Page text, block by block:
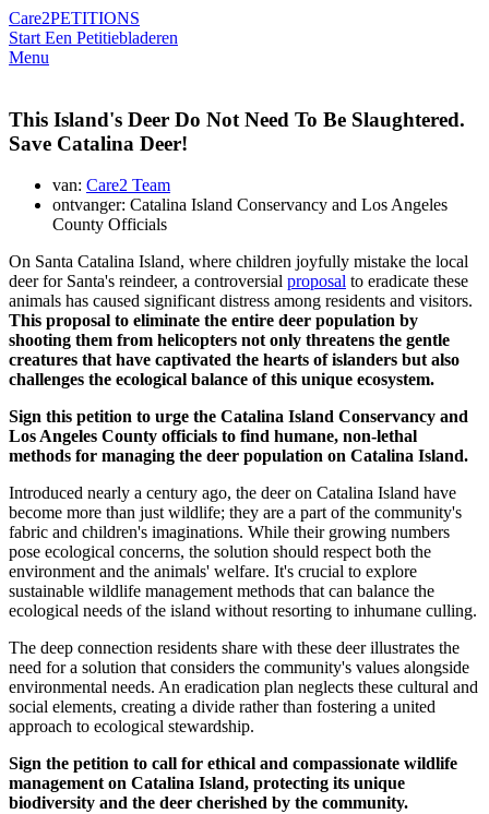
Care2PETITIONS
Start Een Petitiebladeren
Menu
This Island's Deer Do Not Need To Be Slaughtered.
Save Catalina Deer!
van: Care2 Team
ontvanger: Catalina Island Conservancy and Los Angeles
County Officials
On Santa Catalina Island, where children joyfully mistake the local
deer for Santa's reindeer, a controversial proposal to eradicate these
animals has caused significant distress among residents and visitors.
This proposal to eliminate the entire deer population by
shooting them from helicopters not only threatens the gentle
creatures that have captivated the hearts of islanders but also
challenges the ecological balance of this unique ecosystem.
Sign this petition to urge the Catalina Island Conservancy and
Los Angeles County officials to find humane, non-lethal
methods for managing the deer population on Catalina Island.
Introduced nearly a century ago, the deer on Catalina Island have
become more than just wildlife; they are a part of the community's
fabric and children's imaginations. While their growing numbers
pose ecological concerns, the solution should respect both the
environment and the animals' welfare. It's crucial to explore
sustainable wildlife management methods that can balance the
ecological needs of the island without resorting to inhumane culling.
The deep connection residents share with these deer illustrates the
need for a solution that considers the community's values alongside
environmental needs. An eradication plan neglects these cultural and
social elements, creating a divide rather than fostering a united
approach to ecological stewardship.
Sign the petition to call for ethical and compassionate wildlife
management on Catalina Island, protecting its unique
biodiversity and the deer cherished by the community.